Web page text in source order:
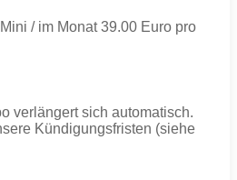
/ im Monat 39.00 Euro pro
verlängert sich automatisch.
Kündigungsfristen (siehe